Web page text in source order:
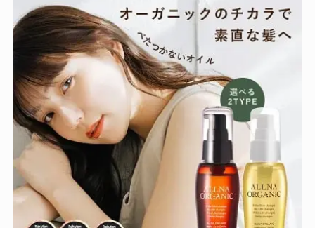
参考価格：-
商品を見る 商品を見る